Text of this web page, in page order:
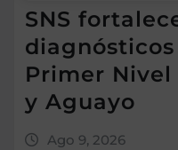
SNS
Primer
y Aguayo
Ago 9, 2026